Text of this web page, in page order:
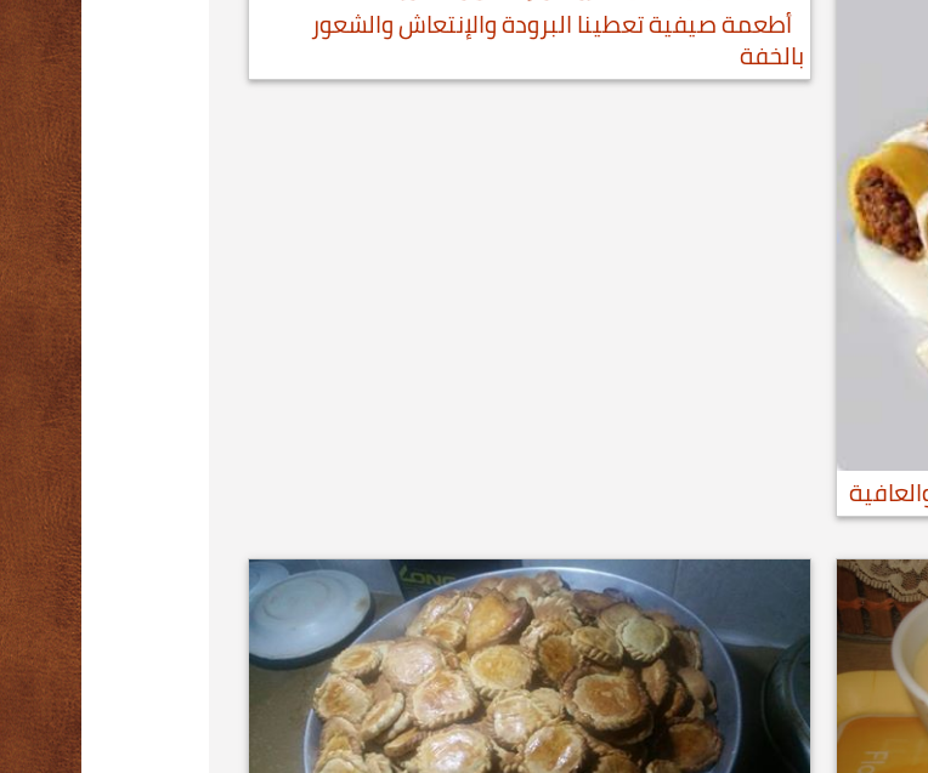
أطعمة صيفية تعطينا البرودة والإنتعاش والشعور
بالخفة